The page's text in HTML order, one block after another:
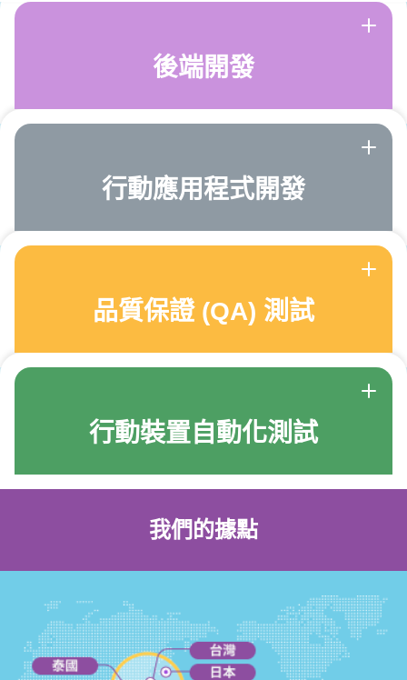
後端開發
行動應用程式開發
品質保證 (QA) 測試
行動裝置自動化測試
我們的據點